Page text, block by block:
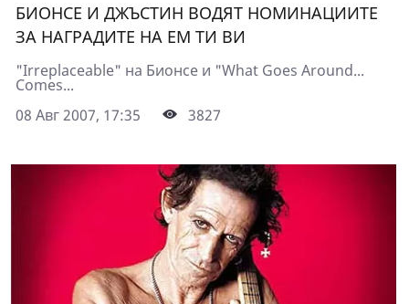
БИОНСЕ И ДЖЪСТИН ВОДЯТ НОМИНАЦИИТЕ
ЗА НАГРАДИТЕ НА ЕМ ТИ ВИ
"Irreplaceable" на Бионсе и "What Goes Around...
Comes...
08 Авг 2007, 17:35
3827